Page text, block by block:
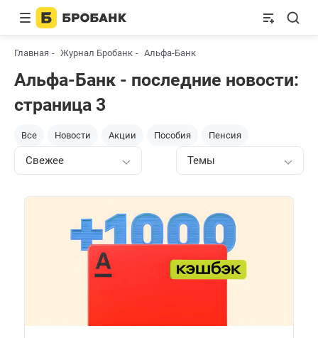
Главная Журнал Бробанк Альфа-Банк
Альфа-Банк - последние новости:
страница 3
Все Новости Акции Пособия Пенсия
Свежее Темы